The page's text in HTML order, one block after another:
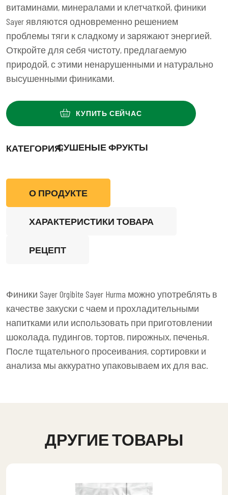
витаминами, минералами и клетчаткой, финики
Sayer являются одновременно решением
проблемы тяги к сладкому и заряжают энергией.
Откройте для себя чистоту, предлагаемую
природой, с этими ненарушенными и натурально
высушенными финиками.
КУПИТЬ СЕЙЧАС
КАТЕГОРИЯ:СУШЕНЫЕ ФРУКТЫ
О ПРОДУКТЕ
ХАРАКТЕРИСТИКИ ТОВАРА
РЕЦЕПТ
Финики Sayer Orgibite Sayer Hurma можно употреблять в
качестве закуски с чаем и прохладительными
напитками или использовать при приготовлении
шоколада, пудингов, тортов, пирожных, печенья.
После тщательного просеивания, сортировки и
анализа мы аккуратно упаковываем их для вас.
ДРУГИЕ ТОВАРЫ